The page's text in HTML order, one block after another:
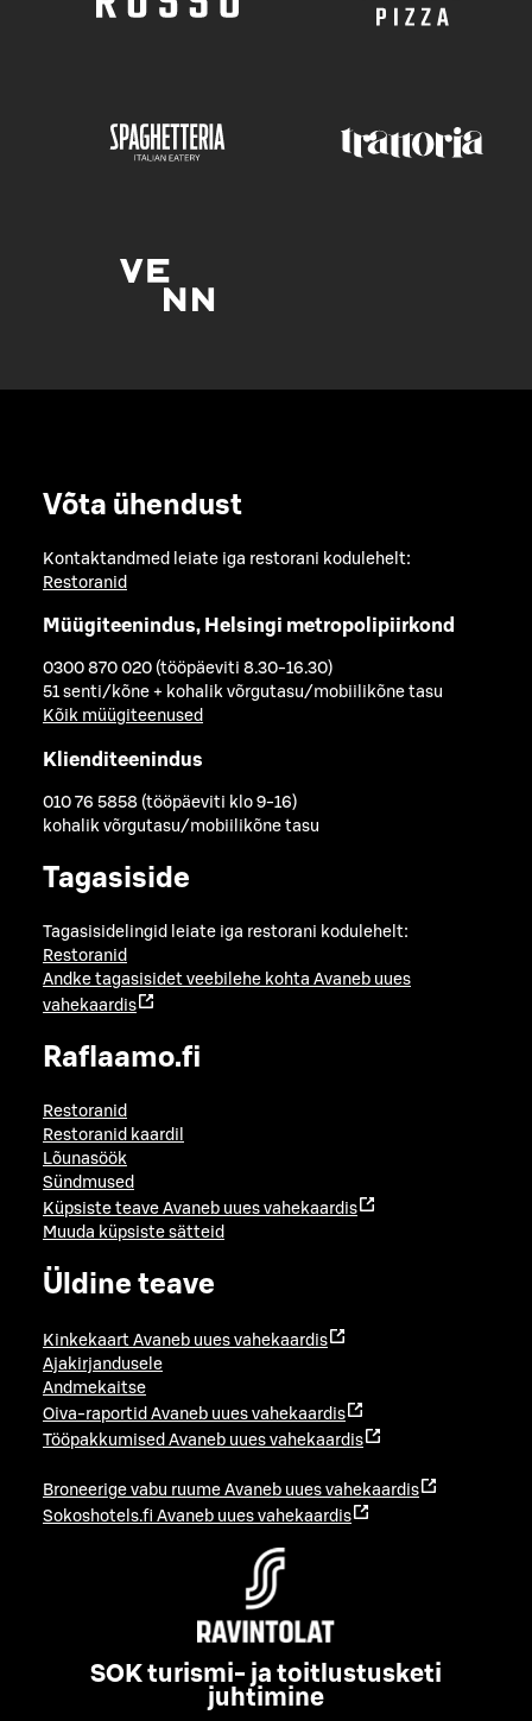
Võta ühendust
Kontaktandmed leiate iga restorani kodulehelt:
Restoranid
Müügiteenindus, Helsingi metropolipiirkond
0300 870 020 (tööpäeviti 8.30-16.30)
51 senti/kõne + kohalik võrgutasu/mobiilikõne tasu
Kõik müügiteenused
Klienditeenindus
010 76 5858 (tööpäeviti klo 9-16)
kohalik võrgutasu/mobiilikõne tasu
Tagasiside
Tagasisidelingid leiate iga restorani kodulehelt:
Restoranid
Andke tagasisidet veebilehe kohta Avaneb uues
vahekaardis
Raflaamo.fi
Restoranid
Restoranid kaardil
Lõunasöök
Sündmused
Küpsiste teave Avaneb uues vahekaardis
Muuda küpsiste sätteid
Üldine teave
Kinkekaart Avaneb uues vahekaardis
Ajakirjandusele
Andmekaitse
Oiva-raportid Avaneb uues vahekaardis
Tööpakkumised Avaneb uues vahekaardis
Broneerige vabu ruume Avaneb uues vahekaardis
Sokoshotels.fi Avaneb uues vahekaardis
SOK turismi- ja toitlustusketi
juhtimine